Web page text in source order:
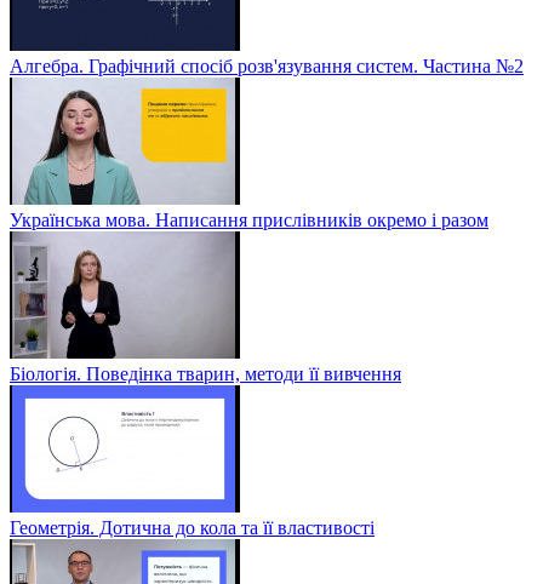
Алгебра. Графічний спосіб розв'язування систем. Частина №2
Українська мова. Написання прислівників окремо і разом
Біологія. Поведінка тварин, методи її вивчення
Геометрія. Дотична до кола та її властивості